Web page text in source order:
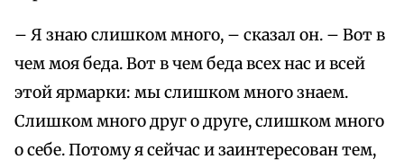
– Я знаю слишком много, – сказал он. – Вот в
чем моя беда. Вот в чем беда всех нас и всей
этой ярмарки: мы слишком много знаем.
Слишком много друг о друге, слишком много
о себе. Потому я сейчас и заинтересован тем,